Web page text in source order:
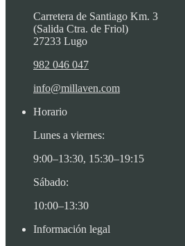
Carretera de Santiago Km. 3
(Salida Ctra. de Friol)
27233 Lugo
982 046 047
info@millaven.com
Horario
Lunes a viernes:
9:00–13:30, 15:30–19:15
Sábado:
10:00–13:30
Información legal